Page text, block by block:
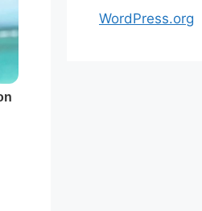
WordPress.org